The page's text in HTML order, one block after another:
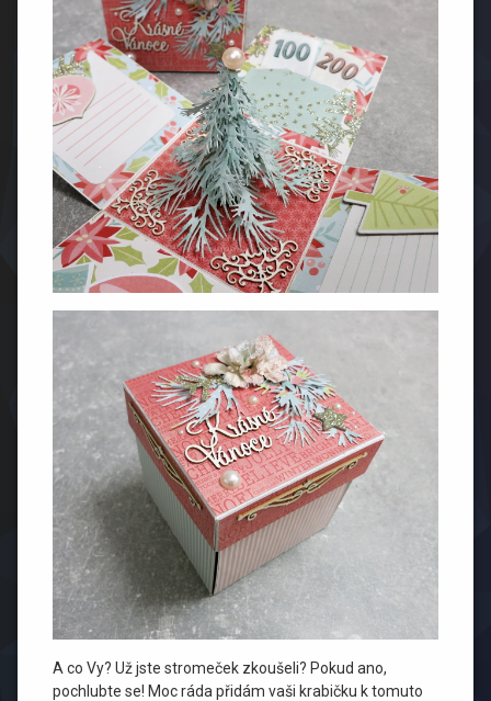
A co Vy? Už jste stromeček zkoušeli? Pokud ano,
pochlubte se! Moc ráda přidám vaši krabičku k tomuto